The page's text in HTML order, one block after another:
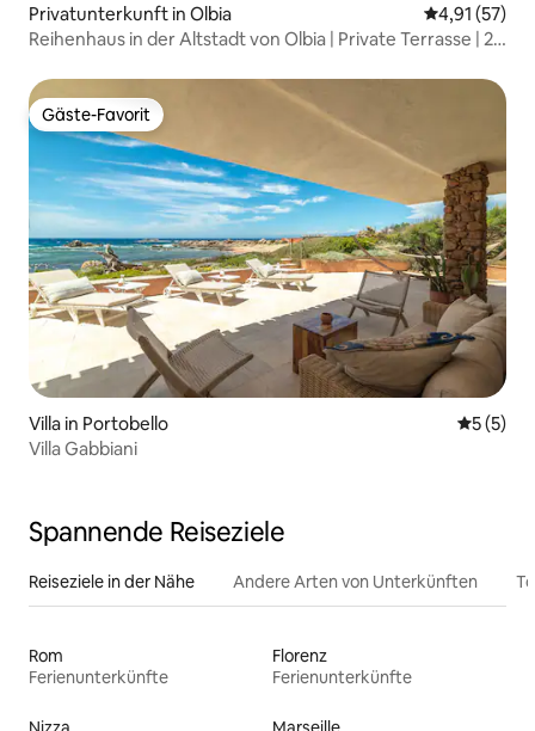
Privatunterkunft in Olbia
4,91 (57)
Reihenhaus in der Altstadt von Olbia | Private Terrasse | 2
Gäste-Favorit
Gäste-Favorit
Villa in Portobello
5 (5)
Villa Gabbiani
Spannende Reiseziele
Reiseziele in der Nähe Andere Arten von Unterkünften
Rom
Ferienunterkünfte
Florenz
Ferienunterkünfte